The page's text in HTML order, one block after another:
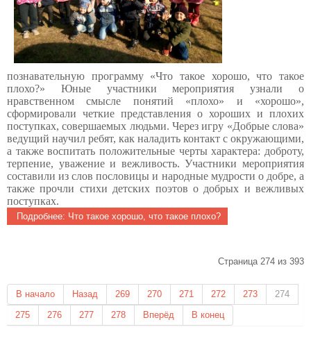
познавательную программу «Что такое хорошо, что такое
плохо?» Юные участники мероприятия узнали о
нравственном смысле понятий «плохо» и «хорошо»,
сформировали четкие представления о хороших и плохих
поступках, совершаемых людьми. Через игру «Добрые слова»
ведущий научил ребят, как наладить контакт с окружающими,
а также воспитать положительные черты характера: доброту,
терпение, уважение и вежливость. Участники мероприятия
составили из слов пословицы и народные мудрости о добре, а
также прочли стихи детских поэтов о добрых и вежливых
поступках.
Подробнее: Что такое хорошо, что такое плохо?
Страница 274 из 393
В начало Назад 269 270 271 272 273
274
275
276 277 278 Вперёд В конец